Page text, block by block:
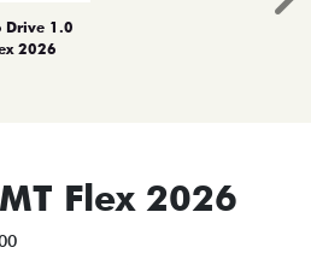
Drive 1.0
2026
Flex 2026